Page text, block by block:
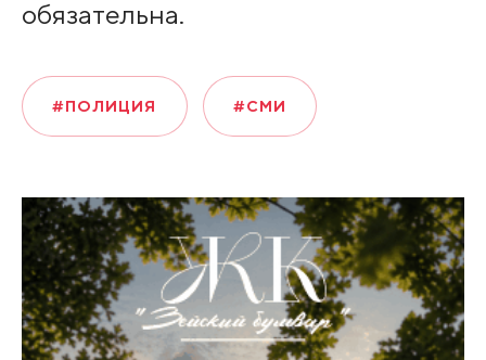
обязательна.
#ПОЛИЦИЯ #СМИ